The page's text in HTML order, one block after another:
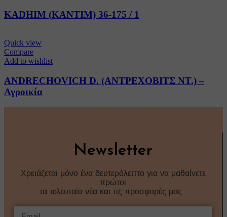
KADHIM (ΚΑΝΤΙΜ) 36-175 / 1
Quick view
Compare
Add to wishlist
ANDRECHOVICH D. (ΑΝΤΡΕΧΟΒΙΤΣ ΝΤ.) –
Αγροικία
Newsletter
Χρειάζεται μόνο ένα δευτερόλεπτο για να μαθαίνετε
πρώτοι
τα τελευταία νέα και τις προσφορές μας…